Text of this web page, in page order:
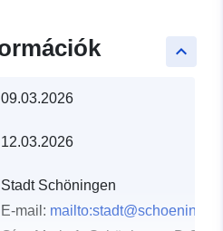
keyboard_arrow_up
09.03.2026
12.03.2026
Stadt Schöningen
E-mail: